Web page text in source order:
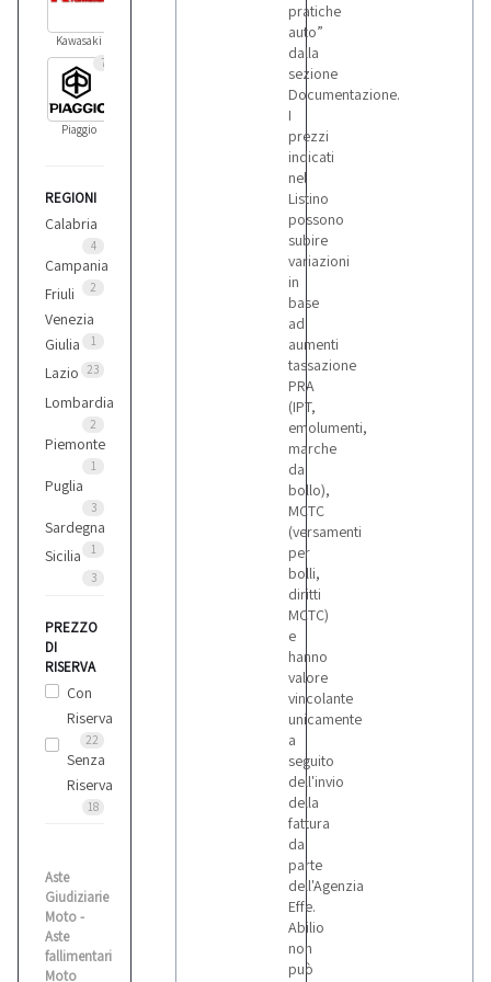
Kawasaki
7
Piaggio
REGIONI
Calabria
4
Campania
2
Friuli
Venezia
Giulia
1
Lazio 23
Lombardia
2
Piemonte
1
Puglia
3
Sardegna
1
Sicilia
3
PREZZO
DI
RISERVA
Con
Riserva
22
Senza
Riserva
18
Aste
Giudiziarie
Moto -
Aste
fallimentari
Moto
pratiche
auto”
dalla
sezione
Documentazione.
I
prezzi
indicati
nel
Listino
possono
subire
variazioni
in
base
ad
aumenti
tassazione
PRA
(IPT,
emolumenti,
marche
da
bollo),
MCTC
(versamenti
per
bolli,
diritti
MCTC)
e
hanno
valore
vincolante
unicamente
a
seguito
dell'invio
della
fattura
da
parte
dell'Agenzia
Effe.
Abilio
non
può